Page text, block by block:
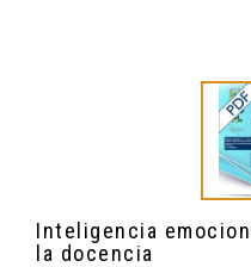
Inteligencia
la docencia